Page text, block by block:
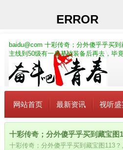
baidu@com 十彩传奇；分外傻乎乎买
主线到50级有一身基础装备后再去，毕
网站首页 最新资讯 视听盛
十彩传奇；分外傻乎乎买到藏宝图
十彩传奇；分外傻乎乎买到藏宝图113